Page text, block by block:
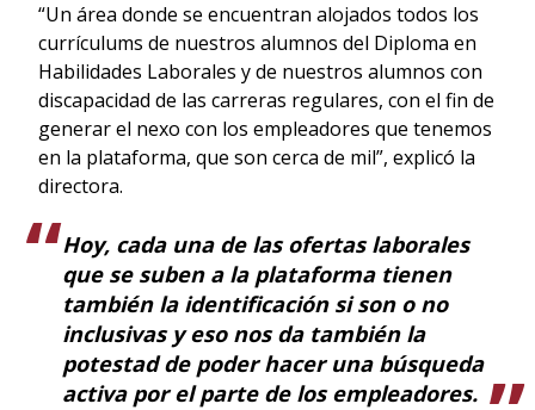
“Un área donde se encuentran alojados todos los
currículums de nuestros alumnos del Diploma en
Habilidades Laborales y de nuestros alumnos con
discapacidad de las carreras regulares, con el fin de
generar el nexo con los empleadores que tenemos
en la plataforma, que son cerca de mil”, explicó la
directora.
Hoy, cada una de las ofertas laborales
que se suben a la plataforma tienen
también la identificación si son o no
inclusivas y eso nos da también la
potestad de poder hacer una búsqueda
activa por el parte de los empleadores.